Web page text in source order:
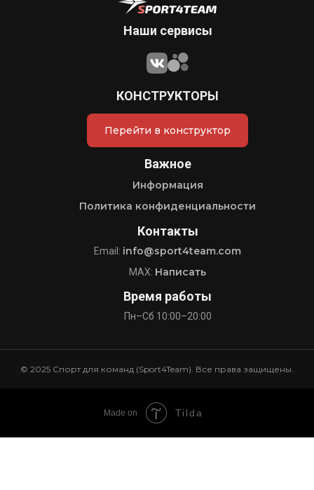
Наши сервисы
КОНСТРУКТОРЫ
Перейти в конструктор
Важное
Информация
Политика конфиденциальности
Контакты
Email: info@sport4team.com
MAX: Написать
Время работы
Пн–Сб 10:00–20:00
© 2025 Спорт для команд (Sport4Team). Все права защищены.
Made on Tilda